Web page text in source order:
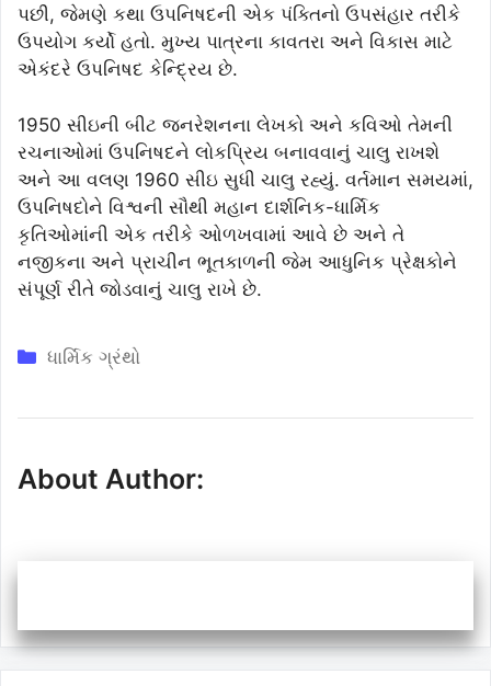
પછી, જેમણે કથા ઉપનિષદની એક પંક્તિનો ઉપસંહાર તરીકે
ઉપયોગ કર્યો હતો. મુખ્ય પાત્રના કાવતરા અને વિકાસ માટે
એકંદરે ઉપનિષદ કેન્દ્રિય છે.
1950 સીઇની બીટ જનરેશનના લેખકો અને કવિઓ તેમની
રચનાઓમાં ઉપનિષદને લોકપ્રિય બનાવવાનું ચાલુ રાખશે
અને આ વલણ 1960 સીઇ સુધી ચાલુ રહ્યું. વર્તમાન સમયમાં,
ઉપનિષદોને વિશ્વની સૌથી મહાન દાર્શનિક-ધાર્મિક
કૃતિઓમાંની એક તરીકે ઓળખવામાં આવે છે અને તે
નજીકના અને પ્રાચીન ભૂતકાળની જેમ આધુનિક પ્રેક્ષકોને
સંપૂર્ણ રીતે જોડવાનું ચાલુ રાખે છે.
Categories
ધાર્મિક ગ્રંથો
About Author: